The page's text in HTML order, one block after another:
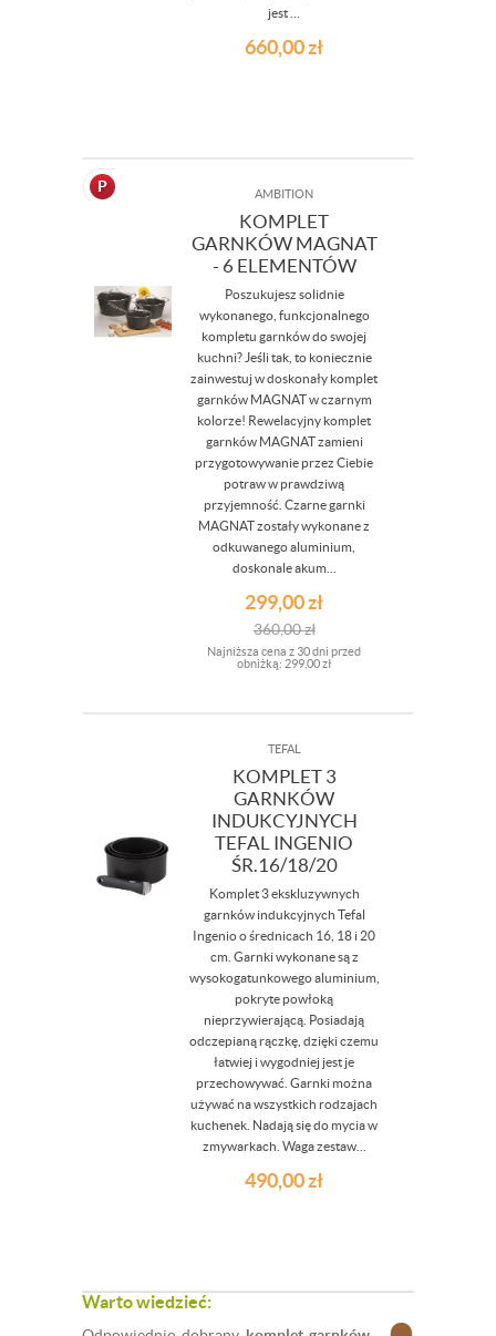
jest ...
660,00zł
AMBITION
KOMPLET
GARNKÓW MAGNAT
- 6 ELEMENTÓW
Poszukujesz solidnie
wykonanego, funkcjonalnego
kompletu garnków do swojej
kuchni? Jeśli tak, to koniecznie
zainwestuj w doskonały komplet
garnków MAGNAT w czarnym
kolorze! Rewelacyjny komplet
garnków MAGNAT zamieni
przygotowywanie przez Ciebie
potraw w prawdziwą
przyjemność. Czarne garnki
MAGNAT zostały wykonane z
odkuwanego aluminium,
doskonale akum...
299,00zł
360,00zł
Najniższa cena z 30 dni przed
obniżką: 299,00 zł
TEFAL
KOMPLET 3
GARNKÓW
INDUKCYJNYCH
TEFAL INGENIO
ŚR.16/18/20
Komplet 3 ekskluzywnych
garnków indukcyjnych Tefal
Ingenio o średnicach 16, 18 i 20
cm. Garnki wykonane są z
wysokogatunkowego aluminium,
pokryte powłoką
nieprzywierającą. Posiadają
odczepianą rączkę, dzięki czemu
łatwiej i wygodniej jest je
przechowywać. Garnki można
używać na wszystkich rodzajach
kuchenek. Nadają się do mycia w
zmywarkach. Waga zestaw...
490,00zł
Warto wiedzieć: